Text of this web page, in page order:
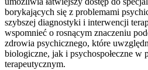
borykających się z problemami
szybszej diagnostyki i interwencji
wspomnieć o rosnącym znaczeniu
zdrowia psychicznego, które
biologiczne, jak i psychospołeczne w
terapeutycznym.